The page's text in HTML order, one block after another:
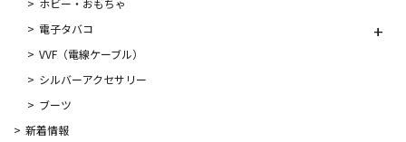
ホビー・おもちゃ
電子タバコ
VVF（電線ケーブル）
シルバーアクセサリー
ブーツ
新着情報